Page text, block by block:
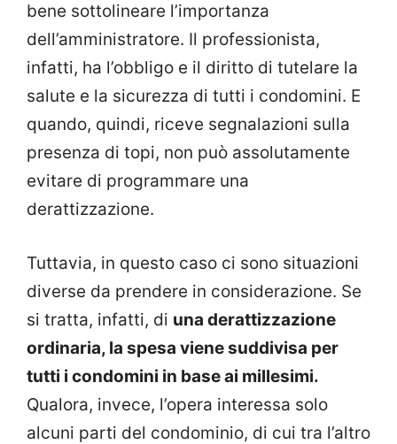
bene sottolineare l’importanza
dell’amministratore. Il professionista,
infatti, ha l’obbligo e il diritto di tutelare la
salute e la sicurezza di tutti i condomini. E
quando, quindi, riceve segnalazioni sulla
presenza di topi, non può assolutamente
evitare di programmare una
derattizzazione.
Tuttavia, in questo caso ci sono situazioni
diverse da prendere in considerazione. Se
si tratta, infatti, di una derattizzazione
ordinaria, la spesa viene suddivisa per
tutti i condomini in base ai millesimi.
Qualora, invece, l’opera interessa solo
alcuni parti del condominio, di cui tra l’altro